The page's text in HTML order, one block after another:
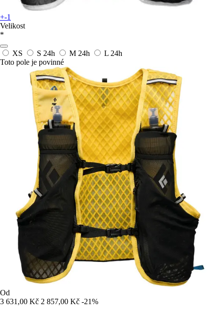
+-1
Velikost
*
XS S 24h M 24h L 24h
Toto pole je povinné
Od
3 631,00 Kč 2 857,00 Kč -21%